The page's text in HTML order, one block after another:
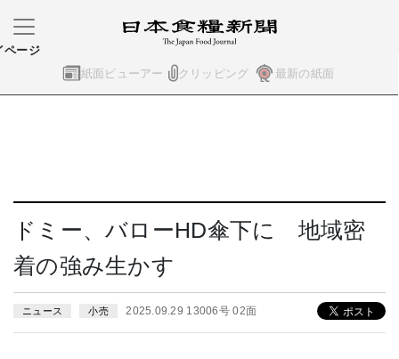
紙面ビューアー クリッピング 最新の紙面
ページ
ドミー、バローHD傘下に 地域密
着の強み生かす
ニュース 小売 2025.09.29 13006号 02面